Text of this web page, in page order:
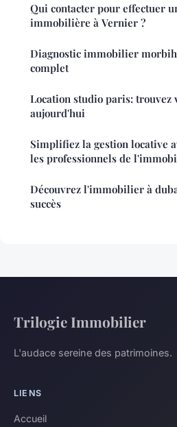
Qui contacter pour effectuer
immobilière à Vernier ?
Diagnostic immobilier
complet
Location studio paris: trouvez
aujourd'hui
Simplifiez la gestion locative
les professionnels de
Découvrez l'immobilier à
succès
Trilogie Immobilier
L'audace sereine des patrimoines.
LIENS
Accueil